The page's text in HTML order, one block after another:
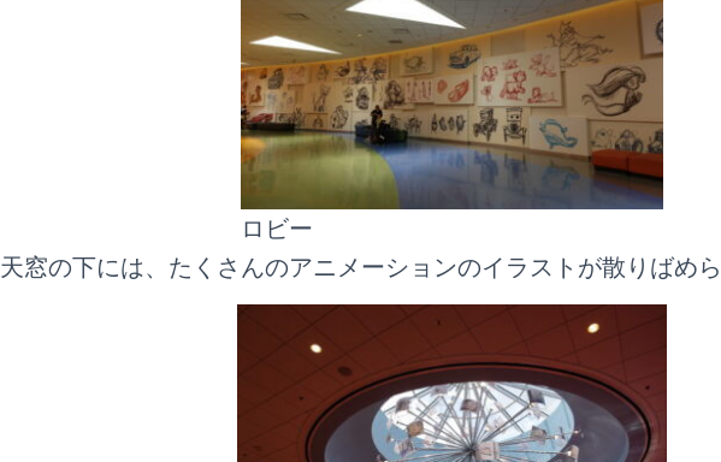
ロビー
天窓の下には、たくさんのアニメーションのイラストが散りばめら